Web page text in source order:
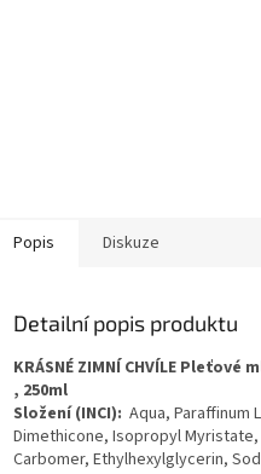
Popis Diskuze
Detailní popis produktu
KRÁSNÉ ZIMNÍ CHVÍLE Pleťové
, 250ml
Složení (INCI): Aqua, Paraffinum
Dimethicone, Isopropyl
Carbomer, Ethylhexylglycerin,